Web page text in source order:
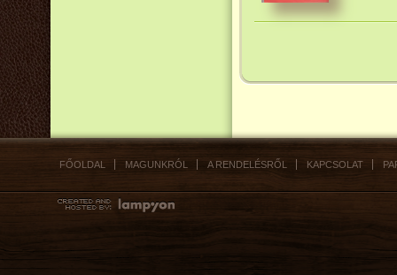
FŐOLDAL MAGUNKRÓL A RENDELÉSRŐL KAPCSOLAT